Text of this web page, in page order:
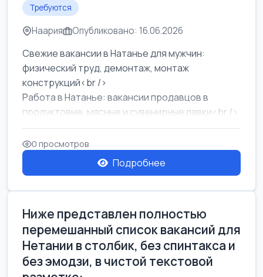
Требуются
Наария Опубликовано: 16.06.2026
Свежие вакансии в Натанье для мужчин:
физический труд, демонтаж, монтаж
конструкций<br />
Работа в Натанье: вакансии продавцов в
продуктовые, мясные и сувенирные лавки<br />
Разнорабочий на сборку м...
0 просмотров
Подробнее
Ниже представлен полностью
перемешанный список вакансий для
Нетании в столбик, без спинтакса и
без эмодзи, в чистой текстовой